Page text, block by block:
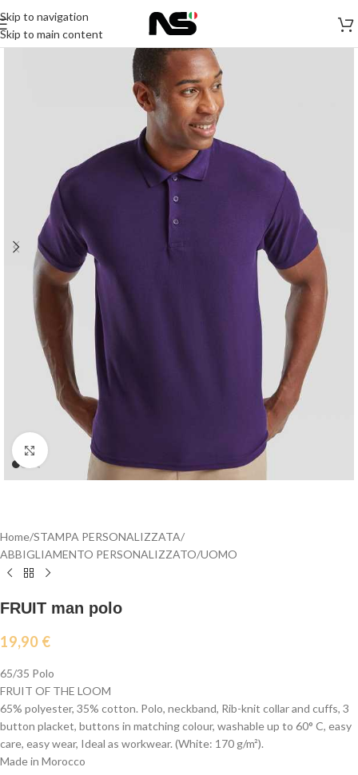
Skip to navigation
Skip to main content
Click to enlarge
Home/STAMPA PERSONALIZZATA/
ABBIGLIAMENTO PERSONALIZZATO/UOMO
FRUIT man polo
19,90 €
65/35 Polo
FRUIT OF THE LOOM
65% polyester, 35% cotton. Polo, neckband, Rib-knit collar and cuffs, 3
button placket, buttons in matching colour, washable up to 60° C, easy
care, easy wear, Ideal as workwear. (White: 170 g/m²).
Made in Morocco